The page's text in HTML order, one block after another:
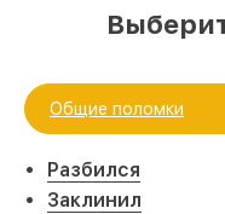
Общие поломки
Разбился
Заклинил